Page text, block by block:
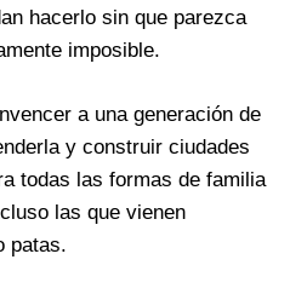
hacerlo sin que parezca
imposible.
a una generación de
y construir ciudades
todas las formas de familia
las que vienen
patas.